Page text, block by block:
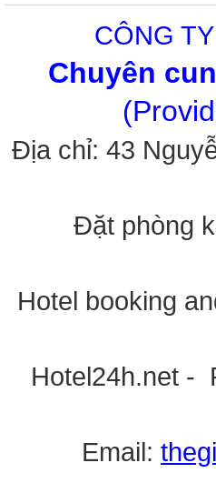
CÔNG
Chuyên
Địa chỉ: 43
Đặt phòng
Hotel booking
Hotel24h.net -
Email: